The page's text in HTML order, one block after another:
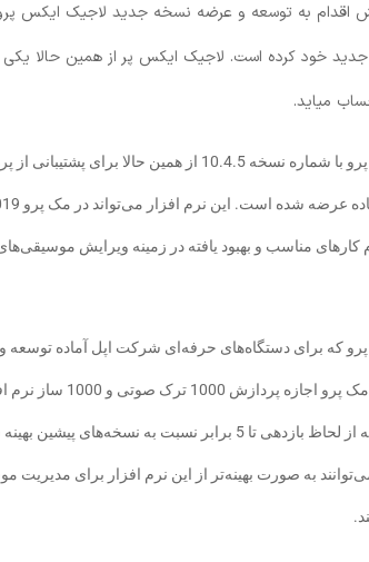
اقدام به توسعه و عرضه نسخه جدید لاجیک ایکس پرو
خود کرده است. لاجیک ایکس پر از همین حالا یکی
نسخه جدید لاجیک ایکس پرو با شماره نسخه 10.4.5 از همین
کارهای مناسب و بهبود یافته در زمینه ویرایش
که برای دستگاه‌های حرفه‌ای شرکت اپل آماده
بدهد. در حقیقت این نسخه از لحاظ بازدهی تا 5 برابر نسبت
به صورت بهینه‌تر از این نرم افزار برای